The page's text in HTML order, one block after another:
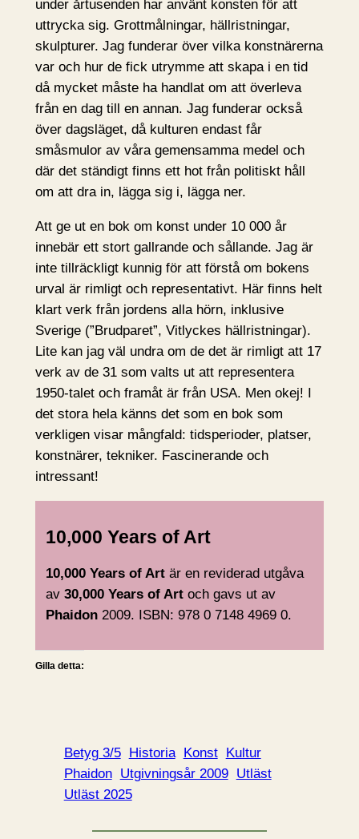
under årtusenden har använt konsten för att
uttrycka sig. Grottmålningar, hällristningar,
skulpturer. Jag funderar över vilka konstnärerna
var och hur de fick utrymme att skapa i en tid
då mycket måste ha handlat om att överleva
från en dag till en annan. Jag funderar också
över dagsläget, då kulturen endast får
småsmulor av våra gemensamma medel och
där det ständigt finns ett hot från politiskt håll
om att dra in, lägga sig i, lägga ner.
Att ge ut en bok om konst under 10 000 år
innebär ett stort gallrande och sållande. Jag är
inte tillräckligt kunnig för att förstå om bokens
urval är rimligt och representativt. Här finns helt
klart verk från jordens alla hörn, inklusive
Sverige (”Brudparet”, Vitlyckes hällristningar).
Lite kan jag väl undra om de det är rimligt att 17
verk av de 31 som valts ut att representera
1950-talet och framåt är från USA. Men okej! I
det stora hela känns det som en bok som
verkligen visar mångfald: tidsperioder, platser,
konstnärer, tekniker. Fascinerande och
intressant!
10,000 Years of Art
10,000 Years of Art är en reviderad utgåva
av30,000 Years of Artoch gavs ut av
Phaidon 2009. ISBN: 978 0 7148 4969 0.
Gilla detta:
Betyg 3/5 Historia Konst
Kultur
Phaidon Utgivningsår 2009 Utläst
Utläst 2025